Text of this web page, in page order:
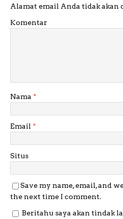
Alamat email Anda tidak akan
Komentar
Nama *
Email *
Situs
Save my name, email, and
the next time I comment.
Beritahu saya akan tindak